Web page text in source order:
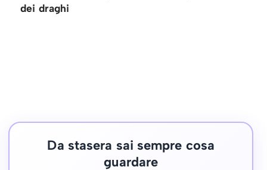
dei draghi
Da stasera sai sempre cosa
guardare